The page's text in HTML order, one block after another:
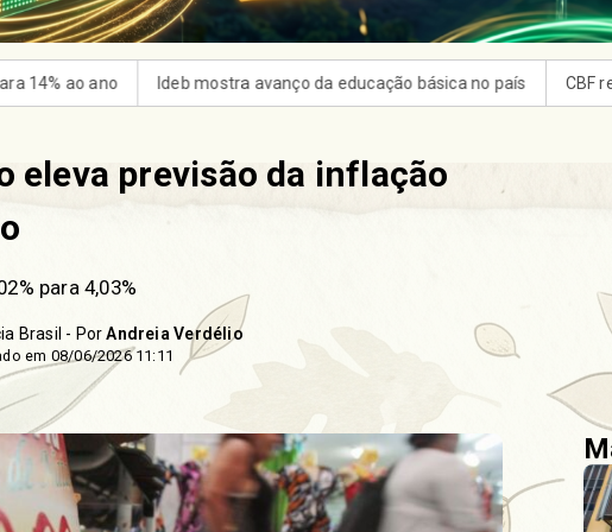
educação básica no país CBF reforça paralisação das competições
eleva previsão da inflação
para 4,03%
Brasil - PorAndreia Verdélio
em 08/06/2026 11:11